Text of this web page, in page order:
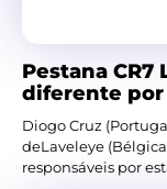
Pestana
diferente por
Diogo Cruz
deLaveleye
responsáveis por